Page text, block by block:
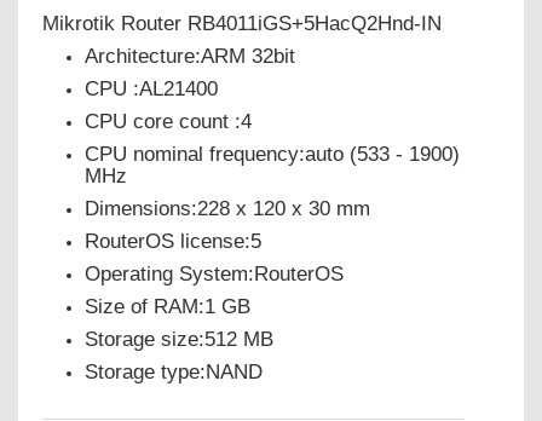
Mikrotik Router RB4011iGS+5HacQ2Hnd-IN
Architecture:ARM 32bit
CPU :AL21400
CPU core count :4
CPU nominal frequency:auto (533 - 1900)
MHz
Dimensions:228 x 120 x 30 mm
RouterOS license:5
Operating System:RouterOS
Size of RAM:1 GB
Storage size:512 MB
Storage type:NAND